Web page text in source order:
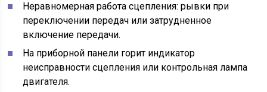
Неравномерная работа сцепления: рывки при
переключении передач или затрудненное
включение передачи.
На приборной панели горит индикатор
неисправности сцепления или контрольная лампа
двигателя.